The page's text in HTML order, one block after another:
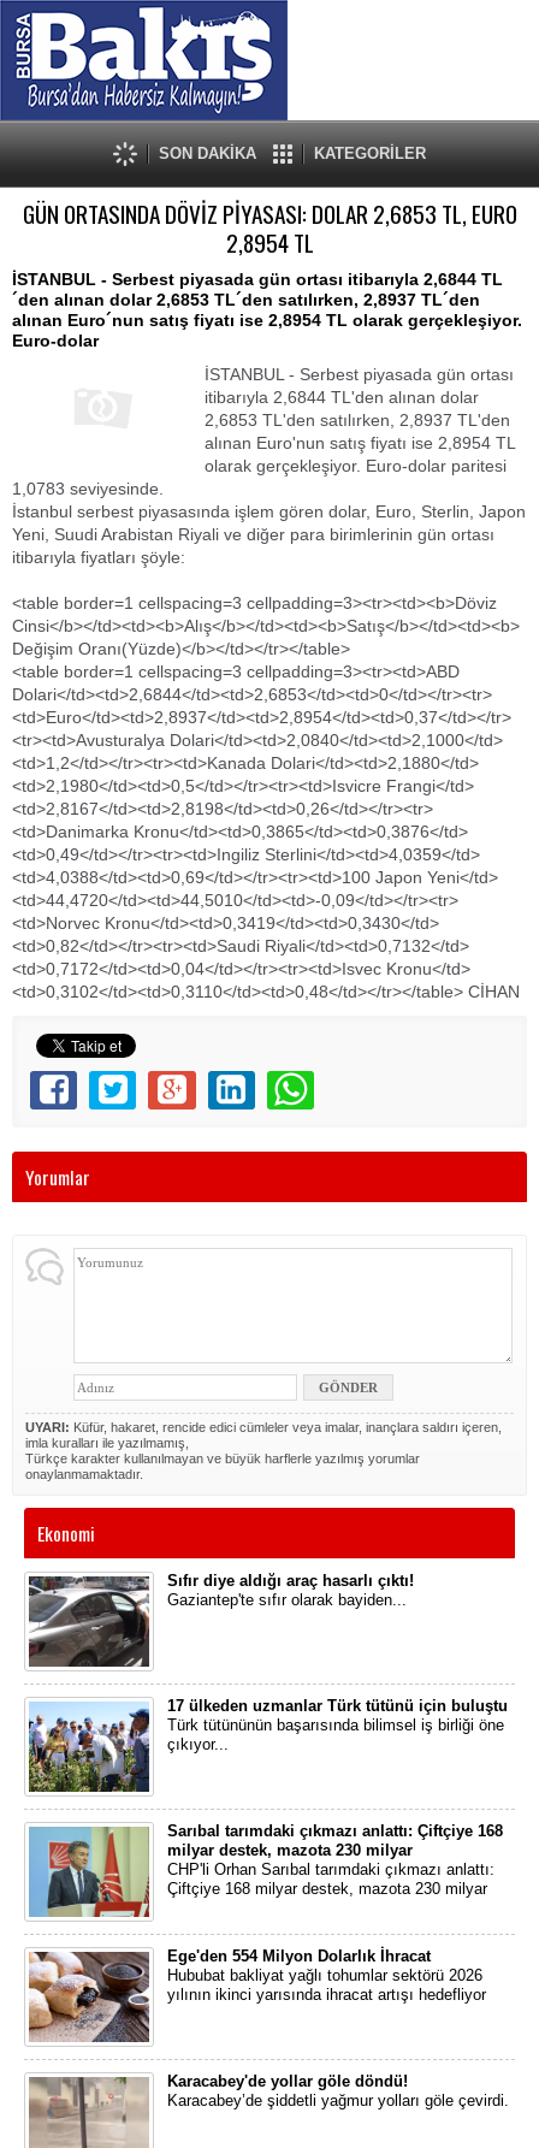
SON DAKİKA KATEGORİLER
GÜN ORTASINDA DÖVİZ PİYASASI: DOLAR 2,6853 TL, EURO
2,8954 TL
İSTANBUL - Serbest piyasada gün ortası itibarıyla 2,6844 TL
´den alınan dolar 2,6853 TL´den satılırken, 2,8937 TL´den
alınan Euro´nun satış fiyatı ise 2,8954 TL olarak gerçekleşiyor.
Euro-dolar
İSTANBUL - Serbest piyasada gün ortası
itibarıyla 2,6844 TL'den alınan dolar
2,6853 TL'den satılırken, 2,8937 TL'den
alınan Euro'nun satış fiyatı ise 2,8954 TL
olarak gerçekleşiyor. Euro-dolar paritesi
1,0783 seviyesinde.
İstanbul serbest piyasasında işlem gören dolar, Euro, Sterlin, Japon
Yeni, Suudi Arabistan Riyali ve diğer para birimlerinin gün ortası
itibarıyla fiyatları şöyle:
<table border=1 cellspacing=3 cellpadding=3><tr><td><b>Döviz
Cinsi</b></td><td><b>Alış</b></td><td><b>Satış</b></td><td><b>
Değişim Oranı(Yüzde)</b></td></tr></table>
<table border=1 cellspacing=3 cellpadding=3><tr><td>ABD
Dolari</td><td>2,6844</td><td>2,6853</td><td>0</td></tr><tr>
<td>Euro</td><td>2,8937</td><td>2,8954</td><td>0,37</td></tr>
<tr><td>Avusturalya Dolari</td><td>2,0840</td><td>2,1000</td>
<td>1,2</td></tr><tr><td>Kanada Dolari</td><td>2,1880</td>
<td>2,1980</td><td>0,5</td></tr><tr><td>Isvicre Frangi</td>
<td>2,8167</td><td>2,8198</td><td>0,26</td></tr><tr>
<td>Danimarka Kronu</td><td>0,3865</td><td>0,3876</td>
<td>0,49</td></tr><tr><td>Ingiliz Sterlini</td><td>4,0359</td>
<td>4,0388</td><td>0,69</td></tr><tr><td>100 Japon Yeni</td>
<td>44,4720</td><td>44,5010</td><td>-0,09</td></tr><tr>
<td>Norvec Kronu</td><td>0,3419</td><td>0,3430</td>
<td>0,82</td></tr><tr><td>Saudi Riyali</td><td>0,7132</td>
<td>0,7172</td><td>0,04</td></tr><tr><td>Isvec Kronu</td>
<td>0,3102</td><td>0,3110</td><td>0,48</td></tr></table> CİHAN
Yorumlar
UYARI: Küfür, hakaret, rencide edici cümleler veya imalar, inançlara saldırı içeren,
imla kuralları ile yazılmamış,
Türkçe karakter kullanılmayan ve büyük harflerle yazılmış yorumlar
onaylanmamaktadır.
Ekonomi
Sıfır diye aldığı araç hasarlı çıktı!
Gaziantep'te sıfır olarak bayiden...
17 ülkeden uzmanlar Türk tütünü için buluştu
Türk tütününün başarısında bilimsel iş birliği öne
çıkıyor...
Sarıbal tarımdaki çıkmazı anlattı: Çiftçiye 168
milyar destek, mazota 230 milyar
CHP'li Orhan Sarıbal tarımdaki çıkmazı anlattı:
Çiftçiye 168 milyar destek, mazota 230 milyar
Ege'den 554 Milyon Dolarlık İhracat
Hububat bakliyat yağlı tohumlar sektörü 2026
yılının ikinci yarısında ihracat artışı hedefliyor
Karacabey'de yollar göle döndü!
Karacabey’de şiddetli yağmur yolları göle çevirdi.